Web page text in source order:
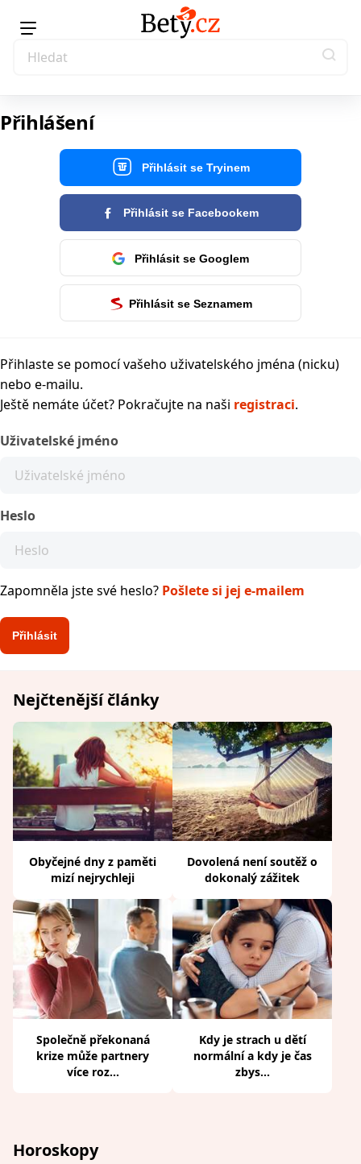
Přihlášení
Přihlásit se Tryinem
Přihlásit se Facebookem
Přihlásit se Googlem
Přihlásit se Seznamem
Přihlaste se pomocí vašeho uživatelského jména (nicku)
nebo e-mailu.
Ještě nemáte účet? Pokračujte na naši registraci.
Uživatelské jméno
Heslo
Zapomněla jste své heslo? Pošlete si jej e-mailem
Nejčtenější články
Obyčejné dny z paměti
mizí nejrychleji
Dovolená není soutěž o
dokonalý zážitek
Společně překonaná
krize může partnery
více roz...
Kdy je strach u dětí
normální a kdy je čas
zbys...
Horoskopy